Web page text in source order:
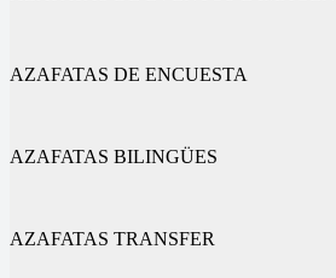
AZAFATAS DE ENCUESTA
AZAFATAS BILINGÜES
AZAFATAS TRANSFER